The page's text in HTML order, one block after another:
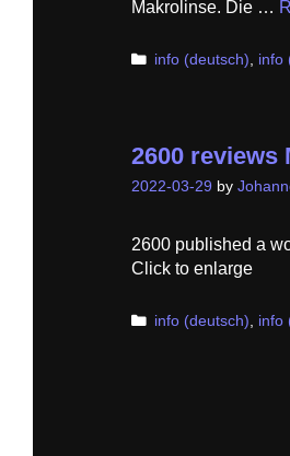
Makrolinse. Die …
Categories
info (deutsch) info
2600 reviews
2022-03-29 by
2600 published a
Click to enlarge
Categories
info (deutsch) info